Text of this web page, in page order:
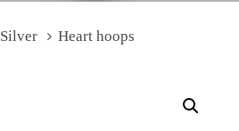
Silver Heart hoops